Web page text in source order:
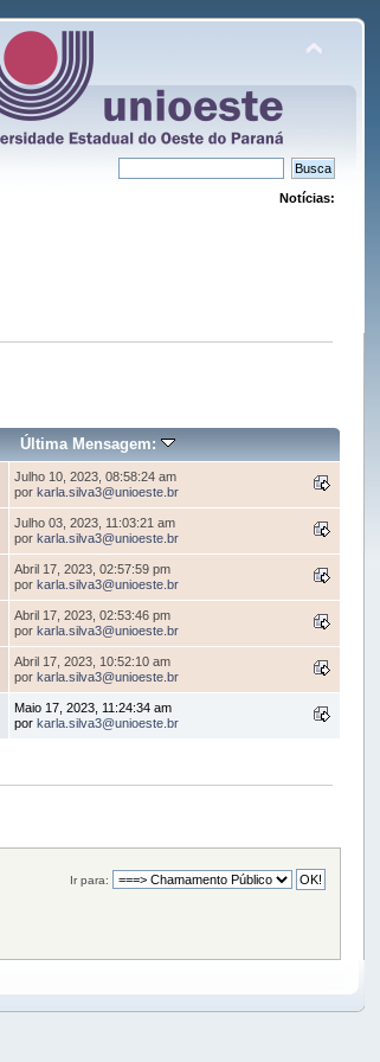
Notícias:
Última Mensagem:
Julho 10, 2023, 08:58:24 am
porkarla.silva3@unioeste.br
Julho 03, 2023, 11:03:21 am
porkarla.silva3@unioeste.br
Abril 17, 2023, 02:57:59 pm
porkarla.silva3@unioeste.br
Abril 17, 2023, 02:53:46 pm
porkarla.silva3@unioeste.br
Abril 17, 2023, 10:52:10 am
porkarla.silva3@unioeste.br
Maio 17, 2023, 11:24:34 am
porkarla.silva3@unioeste.br
Ir para: